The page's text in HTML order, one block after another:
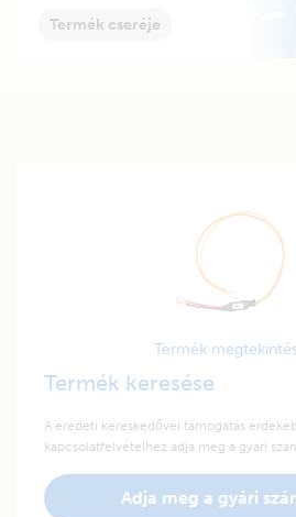
Termék cseréje
Termék
Termék keresése
A eredeti kereskedővel támogatás
kapcsolatfelvételhez adja meg a gyári
Adja meg a gyári